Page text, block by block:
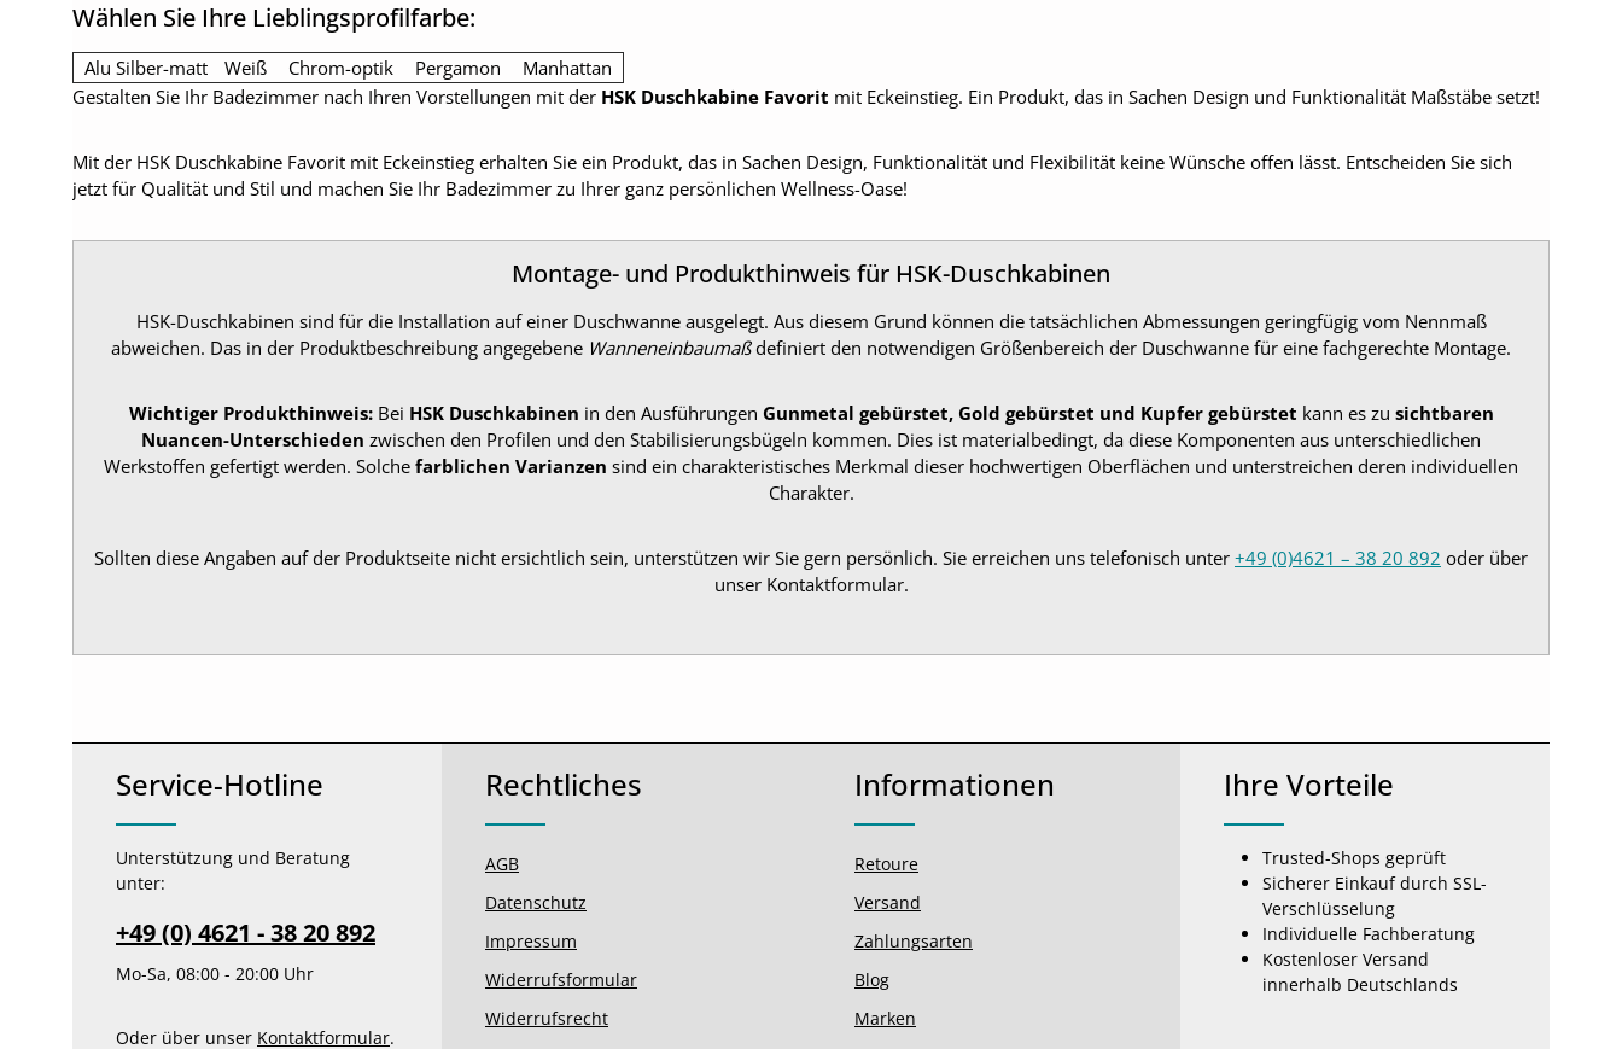
Wählen Sie Ihre Lieblingsprofilfarbe:
Alu Silber-matt Weiß Chrom-optik Pergamon
Manhattan
Gestalten Sie Ihr Badezimmer nach Ihren Vorstellungen mit der HSK Duschkabine Favorit mit Eckeinstieg. Ein Produkt, das in Sachen Design und Funktionalität Maßstäbe setzt!
Mit der HSK Duschkabine Favorit mit Eckeinstieg erhalten Sie ein Produkt, das in Sachen Design, Funktionalität und Flexibilität keine Wünsche offen lässt. Entscheiden Sie sich
jetzt für Qualität und Stil und machen Sie Ihr Badezimmer zu Ihrer ganz persönlichen Wellness-Oase!
Montage- und Produkthinweis für HSK-Duschkabinen
HSK-Duschkabinen sind für die Installation auf einer Duschwanne ausgelegt. Aus diesem Grund können die tatsächlichen Abmessungen geringfügig vom Nennmaß
abweichen. Das in der Produktbeschreibung angegebene Wanneneinbaumaßdefiniert den notwendigen Größenbereich der Duschwanne für eine fachgerechte Montage.
Wichtiger Produkthinweis:Bei HSK Duschkabinen in den Ausführungen Gunmetal gebürstet, Gold gebürstet und Kupfer gebürstet kann es zu sichtbaren
Nuancen-Unterschieden zwischen den Profilen und den Stabilisierungsbügeln kommen. Dies ist materialbedingt, da diese Komponenten aus unterschiedlichen
Werkstoffen gefertigt werden. Solche farblichen Varianzen sind ein charakteristisches Merkmal dieser hochwertigen Oberflächen und unterstreichen deren individuellen
Charakter.
Sollten diese Angaben auf der Produktseite nicht ersichtlich sein, unterstützen wir Sie gern persönlich. Sie erreichen uns telefonisch unter +49 (0)4621 – 38 20 892 oder über
unser Kontaktformular.
Service-Hotline
Unterstützung und Beratung
unter:
+49 (0) 4621 - 38 20 892
Mo-Sa, 08:00 - 20:00 Uhr
Oder über unser Kontaktformular.
Rechtliches
AGB
Datenschutz
Impressum
Widerrufsformular
Widerrufsrecht
Informationen
Retoure
Versand
Zahlungsarten
Blog
Marken
Ihre Vorteile
Trusted-Shops geprüft
Sicherer Einkauf durch SSL-
Verschlüsselung
Individuelle Fachberatung
Kostenloser Versand
innerhalb Deutschlands